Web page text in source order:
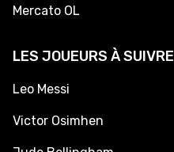
Mercato OL
LES JOUEURS À SUIVRE
Leo Messi
Victor Osimhen